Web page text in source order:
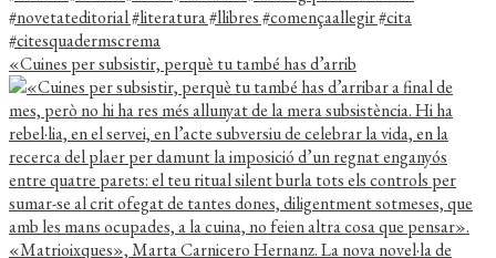
«Cuines per subsistir, perquè tu també has d’arrib